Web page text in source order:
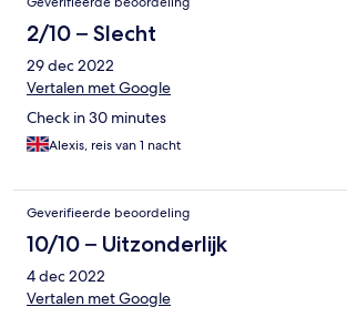
2/10 – Slecht
29 dec 2022
Vertalen met Google
Check in 30 minutes
Alexis, reis van 1 nacht
Geverifieerde beoordeling
10/10 – Uitzonderlijk
4 dec 2022
Vertalen met Google